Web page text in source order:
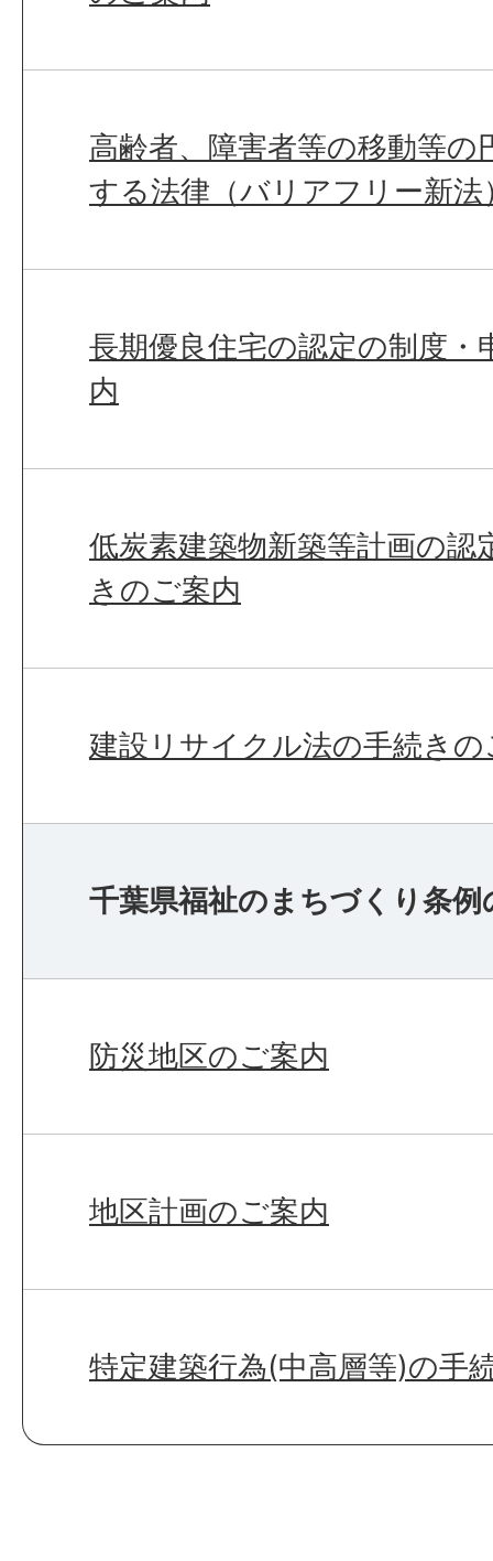
高齢者、障害者等の移動等の
する法律（バリアフリー新法
長期優良住宅の認定の制度・
内
低炭素建築物新築等計画の認
きのご案内
建設リサイクル法の手続きの
千葉県福祉のまちづくり条例
防災地区のご案内
地区計画のご案内
特定建築行為(中高層等)の手